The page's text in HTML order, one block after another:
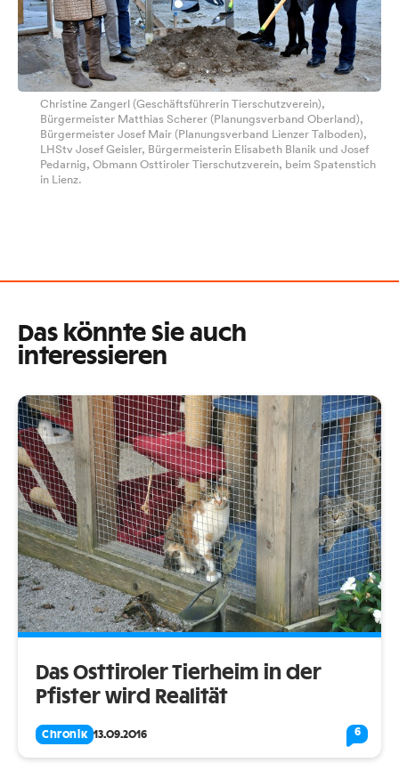
Christine Zangerl (Geschäftsführerin Tierschutzverein),
Bürgermeister Matthias Scherer (Planungsverband Oberland),
Bürgermeister Josef Mair (Planungsverband Lienzer Talboden),
LHStv Josef Geisler, Bürgermeisterin Elisabeth Blanik und Josef
Pedarnig, Obmann Osttiroler Tierschutzverein, beim Spatenstich
in Lienz.
Das könnte Sie auch
interessieren
Das Osttiroler Tierheim in der
Pfister wird Realität
Chronik 13.09.2016 6